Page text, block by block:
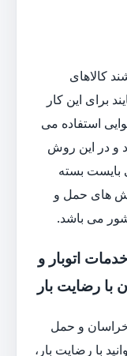
کالاهای
برای این کار
استفاده می
و در این روش
بایست بسته
های حمل و
می باشد.
اتوبار و
رضایت بار
و حمل
با رضایت بار،